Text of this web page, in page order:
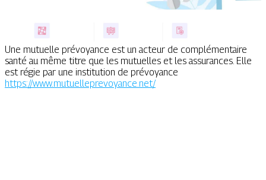
Une mutuelle prévoyance est un acteur de complémentaire
santé au même titre que les mutuelles et les assurances. Elle
est régie par une institution de prévoyance
https://www.mutuelleprevoyance.net/